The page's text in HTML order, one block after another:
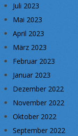
Juli 2023
Mai 2023
April 2023
März 2023
Februar 2023
Januar 2023
Dezember 2022
November 2022
Oktober 2022
September 2022